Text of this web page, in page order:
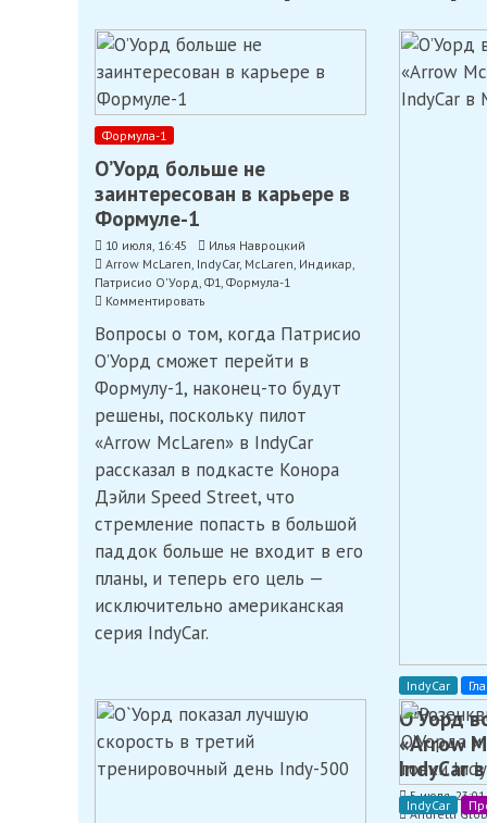
Формула-1
О’Уорд больше не
заинтересован в карьере в
Формуле-1
10 июля, 16:45
Илья Навроцкий
Arrow McLaren, IndyCar, McLaren, Индикар,
Патрисио О'Уорд, Ф1, Формула-1
Комментироватьon
больше
не
заинтересован
в
карьере
Формуле-1
Вопросы о том, когда Патрисио
О’Уорд сможет перейти в
Формулу-1, наконец-то будут
решены, поскольку пилот
«Arrow McLaren» в IndyCar
рассказал в подкасте Конора
Дэйли Speed ​​Street, что
стремление попасть в большой
паддок больше не входит в его
планы, и теперь его цель —
исключительно американская
серия IndyCar.
IndyCar
О’Уорд
«Arrow
IndyCar
5 июля, 23:01
Andretti
IndyCar